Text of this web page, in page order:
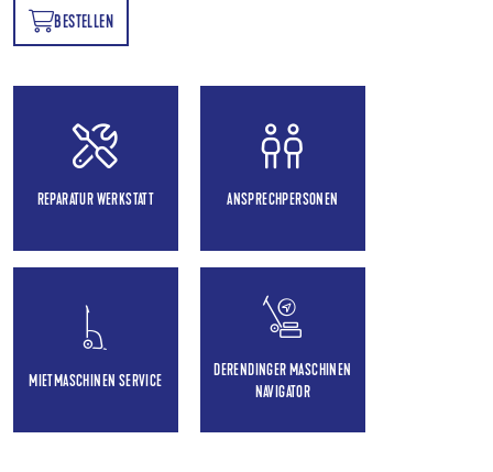
BESTELLEN
REPARATUR WERKSTATT ANSPRECHPERSONEN
MIETMASCHINEN SERVICE
DERENDINGER MASCHINEN
NAVIGATOR